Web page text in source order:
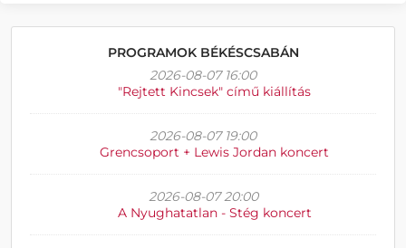
PROGRAMOK BÉKÉSCSABÁN
2026-08-07 16:00
"Rejtett Kincsek" című kiállítás
2026-08-07 19:00
Grencsoport + Lewis Jordan koncert
2026-08-07 20:00
A Nyughatatlan - Stég koncert